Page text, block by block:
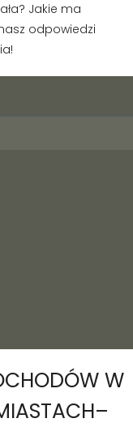
Jakie ma
odpowiedzi
W